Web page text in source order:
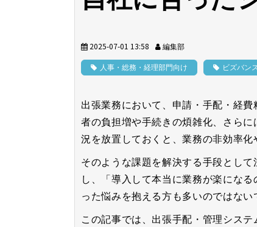
2025-07-01 13:58 編集部
人事・総務・経理部門向け ビズバン
出張業務において、申請・手配・経
者の負担増や手続きの煩雑化、さら
況を放置しておくと、業務の非効率化
そのような課題を解決する手段とし
し、「導入して本当に業務が楽にな
った悩みを抱える方も多いのではない
この記事では、出張手配・管理シス